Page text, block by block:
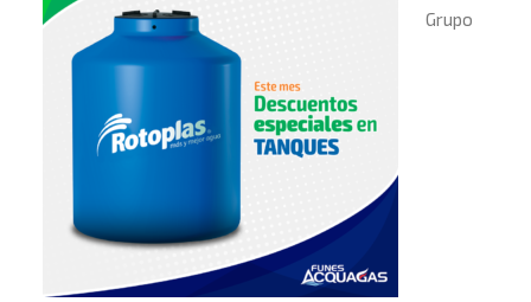
Grupo